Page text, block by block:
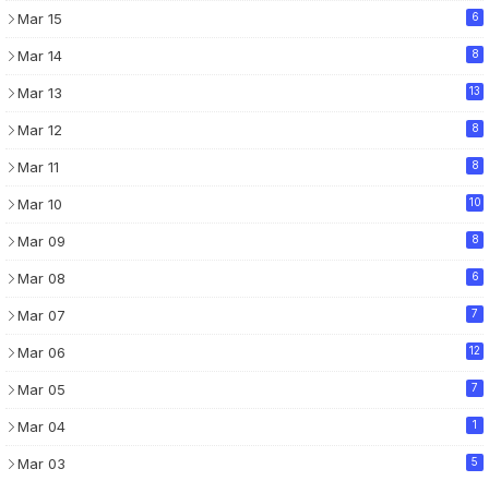
Mar 15 6
Mar 14 8
Mar 13 13
Mar 12 8
Mar 11 8
Mar 10 10
Mar 09 8
Mar 08 6
Mar 07 7
Mar 06 12
Mar 05 7
Mar 04 1
Mar 03 5